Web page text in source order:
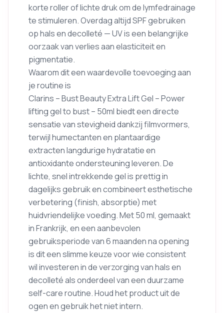
korte roller of lichte druk om de lymfedrainage
te stimuleren. Overdag altijd SPF gebruiken
op hals en decolleté — UV is een belangrijke
oorzaak van verlies aan elasticiteit en
pigmentatie.
Waarom dit een waardevolle toevoeging aan
je routine is
Clarins – Bust Beauty Extra Lift Gel – Power
lifting gel to bust – 50ml biedt een directe
sensatie van stevigheid dankzij filmvormers,
terwijl humectanten en plantaardige
extracten langdurige hydratatie en
antioxidante ondersteuning leveren. De
lichte, snel intrekkende gel is prettig in
dagelijks gebruik en combineert esthetische
verbetering (finish, absorptie) met
huidvriendelijke voeding. Met 50 ml, gemaakt
in Frankrijk, en een aanbevolen
gebruiksperiode van 6 maanden na opening
is dit een slimme keuze voor wie consistent
wil investeren in de verzorging van hals en
decolleté als onderdeel van een duurzame
self-care routine. Houd het product uit de
ogen en gebruik het niet intern.